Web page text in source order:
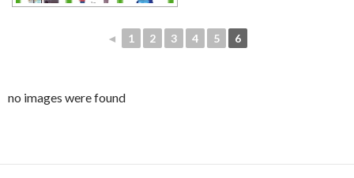
◄ 1 2 3 4 5 6
no images were found